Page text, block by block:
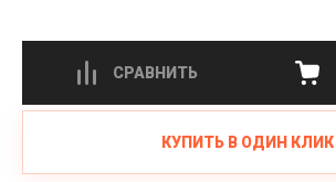
СРАВНИТЬ
КУПИТЬ В ОДИН КЛИК